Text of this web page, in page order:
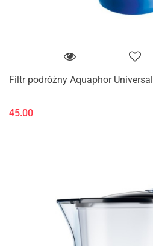
Filtr podróżny Aquaphor Universal
45.00